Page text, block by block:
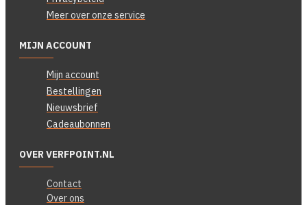
Meer over onze service
MIJN ACCOUNT
Mijn account
Bestellingen
Nieuwsbrief
Cadeaubonnen
OVER VERFPOINT.NL
Contact
Over ons